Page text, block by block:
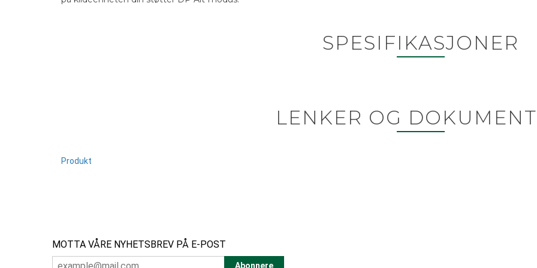
SPESIFIKASJONER
LENKER OG
Produkt
MOTTA VÅRE NYHETSBREV PÅ E-POST